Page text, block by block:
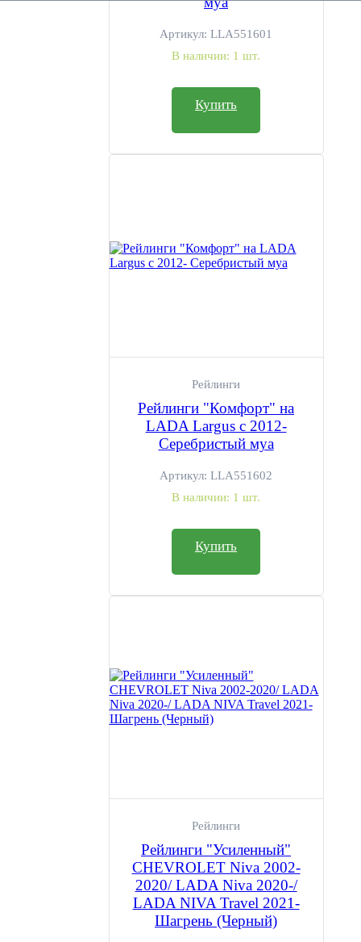
Артикул: LLA551601
В наличии: 1 шт.
Купить
Рейлинги
Рейлинги "Комфорт" на
LADA Largus с 2012-
Серебристый муа
Артикул: LLA551602
В наличии: 1 шт.
Купить
Рейлинги
Рейлинги "Усиленный"
CHEVROLET Niva 2002-
2020/ LADA Niva 2020-/
LADA NIVA Travel 2021-
Шагрень (Черный)